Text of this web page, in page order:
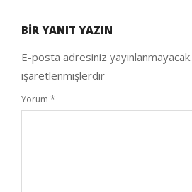
03
BIR YANIT YAZIN
E-posta adresiniz yayınlanmayacak.
işaretlenmişlerdir
Yorum *